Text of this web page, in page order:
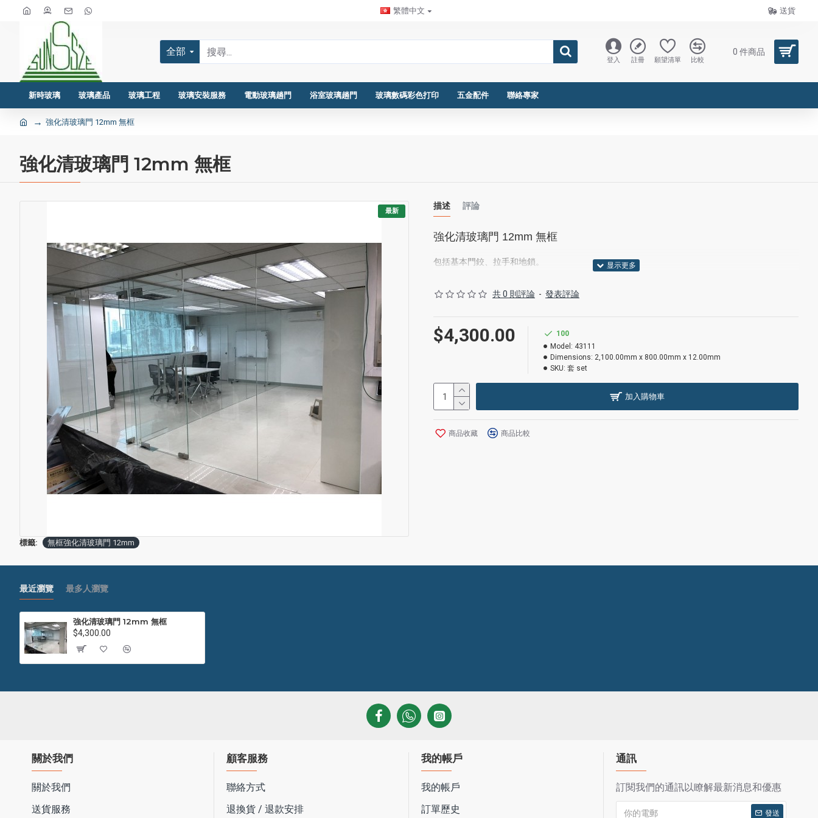
繁體中文 送貨
全部
登入 註冊 願望清單 比較
0 件商品
新時玻璃 玻璃產品 玻璃工程 玻璃安裝服務 電動玻璃趟門 浴室玻璃趟門 玻璃數碼彩色打印 五金配件 聯絡專家
強化清玻璃門 12mm 無框
強化清玻璃門 12mm 無框
最新 描述 評論
強化清玻璃門 12mm 無框
包括基本門鉸、拉手和地鎖。
客戶可訂製不同尺寸, 歡迎查詢
共 0 則評論 - 發表評論
$4,300.00
100
Model: 43111
Dimensions: 2,100.00mm x 800.00mm x 12.00mm
SKU: 套 set
加入購物車
商品收藏 商品比較
標籤: 無框強化清玻璃門 12mm
最近瀏覽 最多人瀏覽
強化清玻璃門 12mm 無框
$4,300.00
關於我們
關於我們
送貨服務
顧客服務
聯絡方式
退換貨 / 退款安排
我的帳戶
我的帳戶
訂單歷史
通訊
訂閱我們的通訊以瞭解最新消息和優惠
發送